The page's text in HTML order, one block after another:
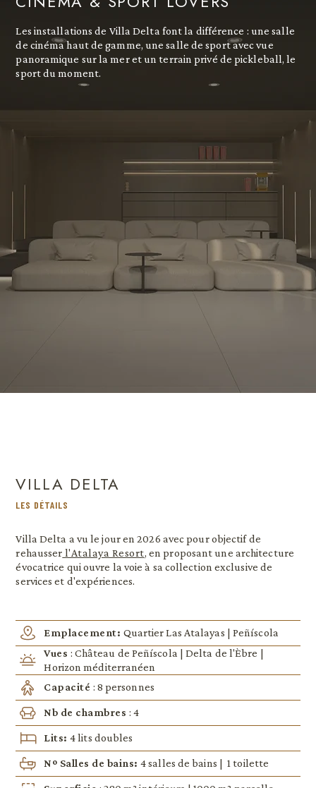
Les installations de Villa Delta font la différence : une salle
de cinéma haut de gamme, une salle de sport avec vue
panoramique sur la mer et un terrain privé de pickleball, le
sport du moment.
VILLA DELTA
LES DÉTAILS
Villa Delta a vu le jour en 2026 avec pour objectif de
rehausser l'Atalaya Resort, en proposant une architecture
évocatrice qui ouvre la voie à sa collection exclusive de
services et d'expériences.
Emplacement: Quartier Las Atalayas | Peñíscola
Vues : Château de Peñíscola | Delta de l'Èbre |
Horizon méditerranéen
Capacité : 8 personnes
Nb de chambres : 4
Lits: 4 lits doubles
Nº Salles de bains: 4 salles de bains | 1 toilette